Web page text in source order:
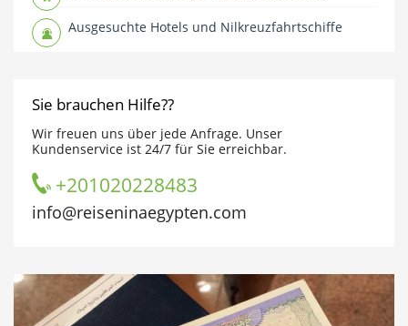
Ausgesuchte Hotels und Nilkreuzfahrtschiffe
Sie brauchen Hilfe??
Wir freuen uns über jede Anfrage. Unser
Kundenservice ist 24/7 für Sie erreichbar.
+201020228483
info@reiseninaegypten.com